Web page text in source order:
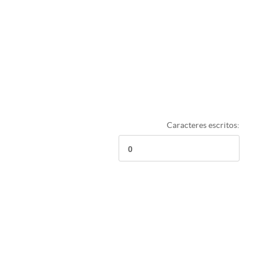
Caracteres escritos: